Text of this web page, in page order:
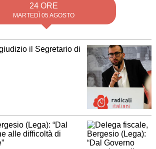
24 ORE
MARTEDÌ 05 AGOSTO
il Segretario di
(Lega): “Dal
alle difficoltà di